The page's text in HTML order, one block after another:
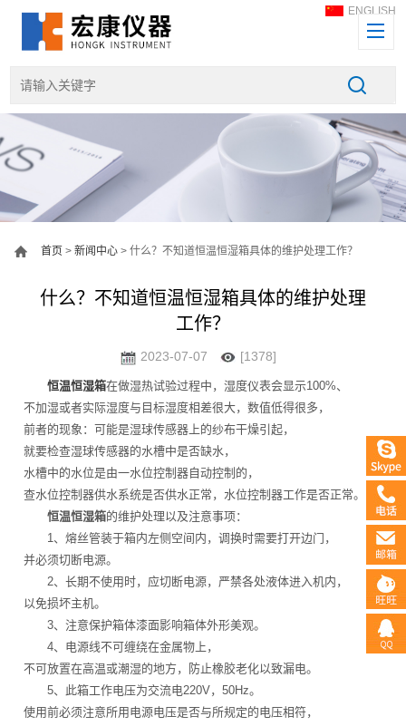
ENGLISH
首页 >新闻中心 > 什么？不知道恒温恒湿箱具体的维护处理工作？
什么？不知道恒温恒湿箱具体的维护处理
工作？
2023-07-07 [1378]
恒温恒湿箱在做湿热试验过程中，湿度仪表会显示100%、
不加湿或者实际湿度与目标湿度相差很大，数值低得很多，
前者的现象：可能是湿球传感器上的纱布干燥引起，
就要检查湿球传感器的水槽中是否缺水，
水槽中的水位是由一水位控制器自动控制的，
查水位控制器供水系统是否供水正常，水位控制器工作是否正常。
恒温恒湿箱的维护处理以及注意事项：
1、熔丝管装于箱内左侧空间内，调换时需要打开边门，
并必须切断电源。
2、长期不使用时，应切断电源，严禁各处液体进入机内，
以免损坏主机。
3、注意保护箱体漆面影响箱体外形美观。
4、电源线不可缠绕在金属物上，
不可放置在高温或潮湿的地方，防止橡胶老化以致漏电。
5、此箱工作电压为交流电220V，50Hz。
使用前必须注意所用电源电压是否与所规定的电压相符，